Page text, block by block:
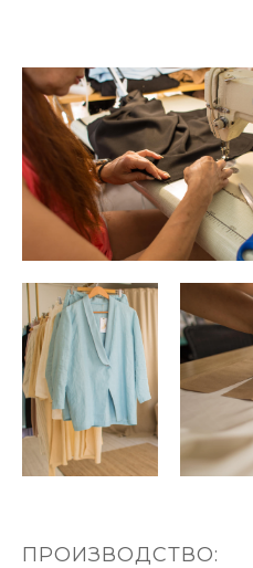
ПРОИЗВОДСТВО: